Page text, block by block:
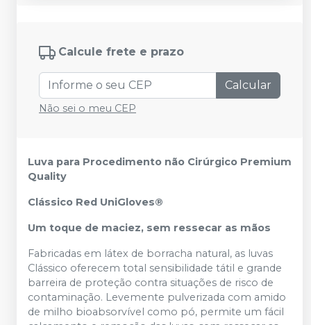
Calcule frete e prazo
Calcular
Não sei o meu CEP
Luva para Procedimento não Cirúrgico Premium
Quality
Clássico Red UniGloves®
Um toque de maciez, sem ressecar as mãos
Fabricadas em látex de borracha natural, as luvas
Clássico oferecem total sensibilidade tátil e grande
barreira de proteção contra situações de risco de
contaminação. Levemente pulverizada com amido
de milho bioabsorvível como pó, permite um fácil